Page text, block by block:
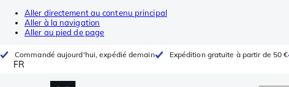
Aller directement au contenu principal
Aller à la navigation
Aller au pied de page
Commandé aujourd'hui, expédié demain Expédition gratuite à partir de 50 €
FR